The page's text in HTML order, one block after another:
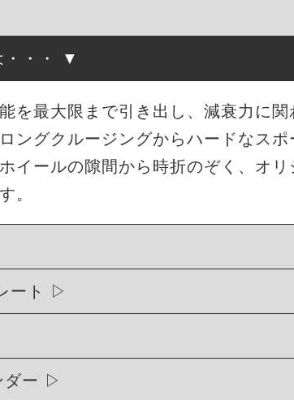
・・
を最大限まで引き出し、減衰力に
ングクルージングからハードなス
イールの隙間から時折のぞく、オ
。
ート
ー